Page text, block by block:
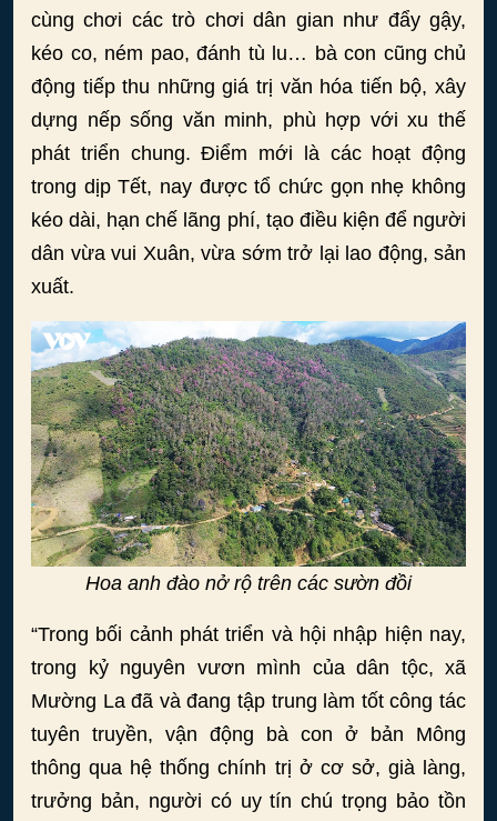
cùng chơi các trò chơi dân gian như đẩy gậy,
kéo co, ném pao, đánh tù lu… bà con cũng chủ
động tiếp thu những giá trị văn hóa tiến bộ, xây
dựng nếp sống văn minh, phù hợp với xu thế
phát triển chung. Điểm mới là các hoạt động
trong dịp Tết, nay được tổ chức gọn nhẹ không
kéo dài, hạn chế lãng phí, tạo điều kiện để người
dân vừa vui Xuân, vừa sớm trở lại lao động, sản
xuất.
Hoa anh đào nở rộ trên các sườn đồi
“Trong bối cảnh phát triển và hội nhập hiện nay,
trong kỷ nguyên vươn mình của dân tộc, xã
Mường La đã và đang tập trung làm tốt công tác
tuyên truyền, vận động bà con ở bản Mông
thông qua hệ thống chính trị ở cơ sở, già làng,
trưởng bản, người có uy tín chú trọng bảo tồn